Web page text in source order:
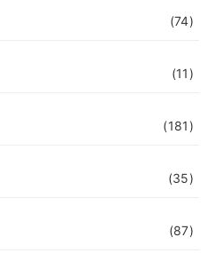
(74)
(11)
(181)
(35)
(87)